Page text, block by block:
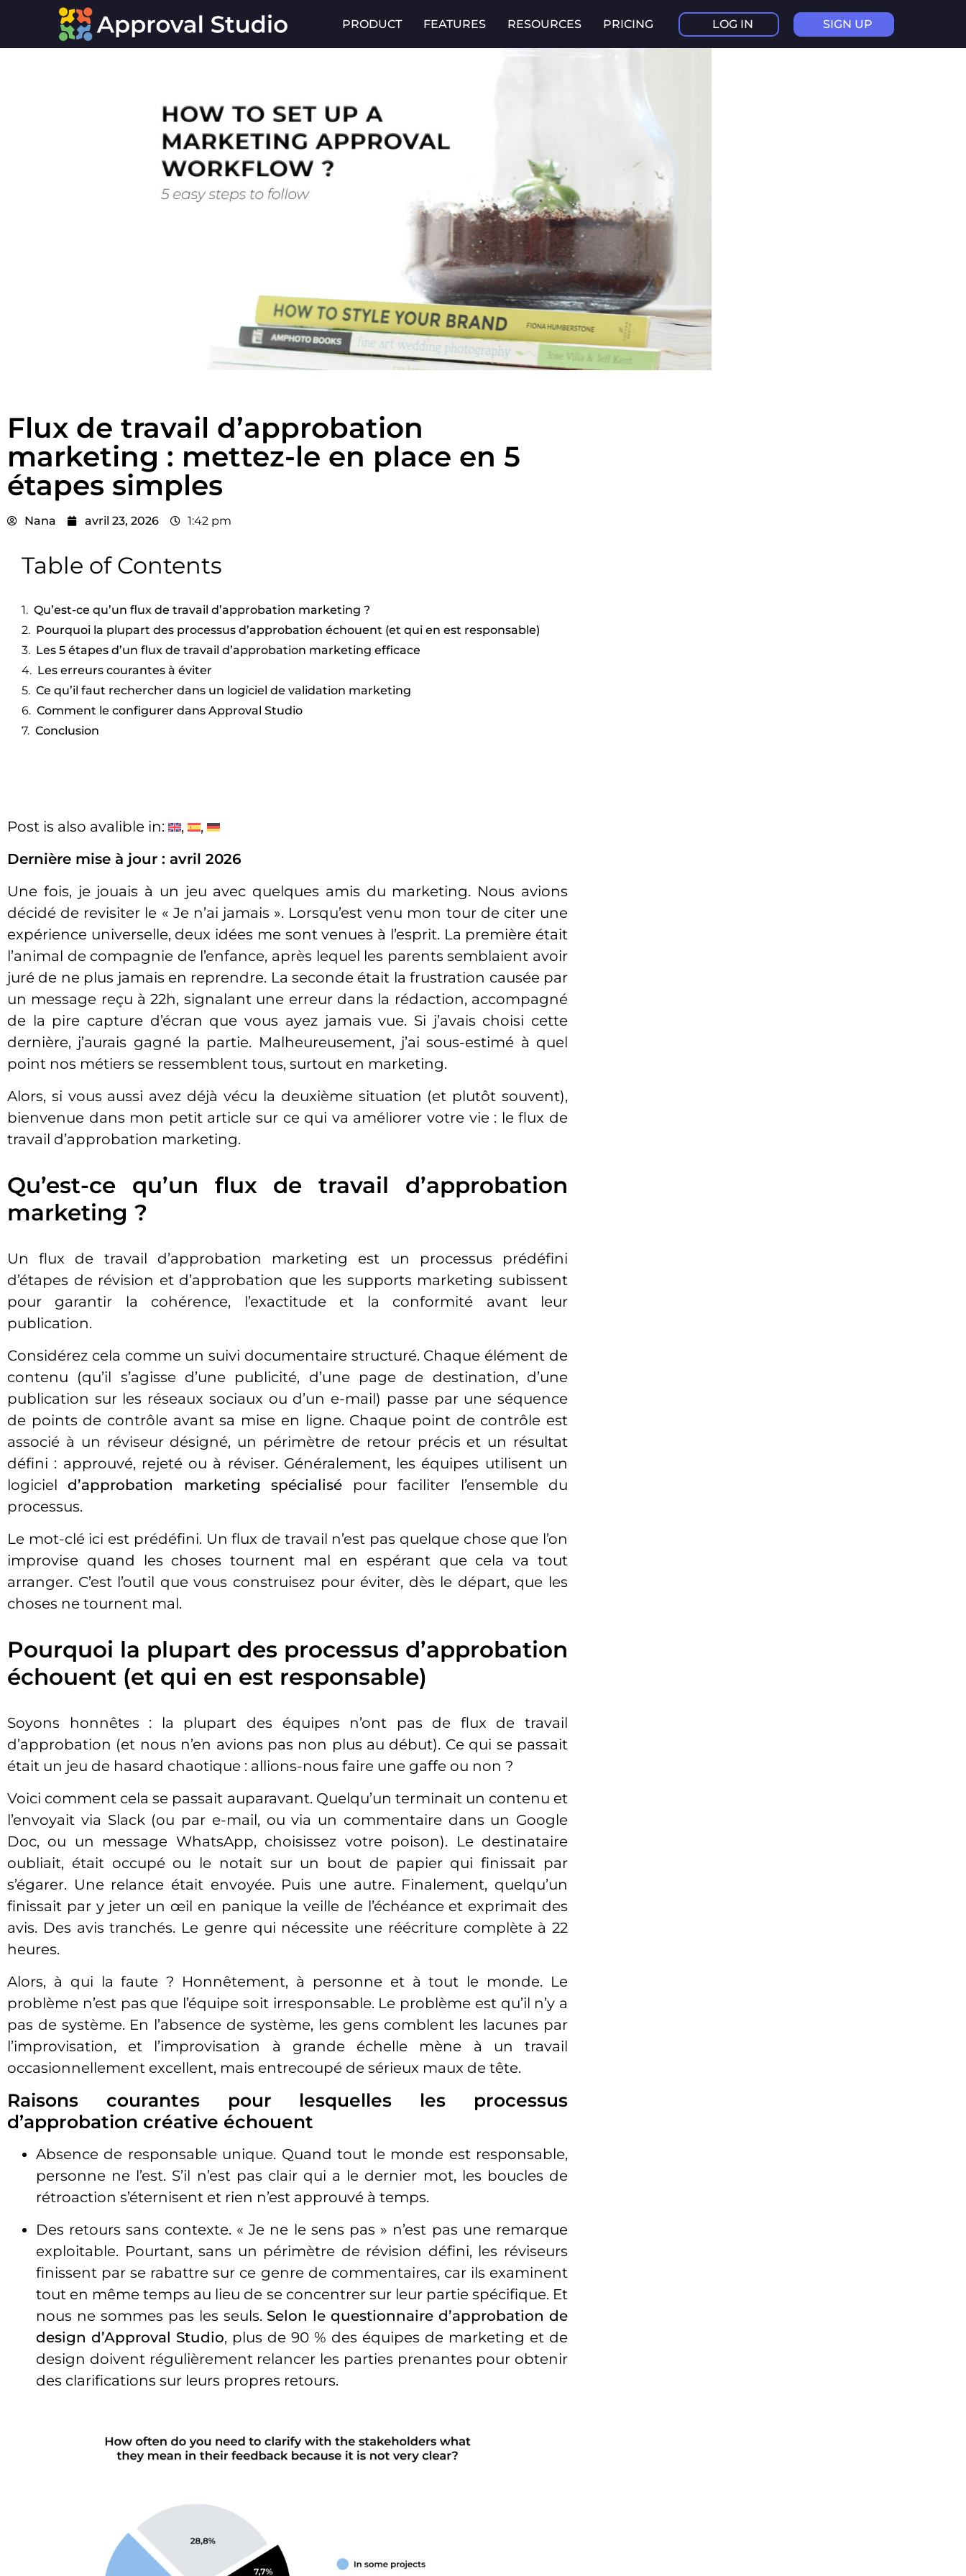
PRODUCT FEATURES RESOURCES PRICING LOG IN SIGN UP
Flux de travail d’approbation
marketing : mettez-le en place en 5
étapes simples
Nana avril 23, 2026 1:42 pm
Table of Contents
Qu’est-ce qu’un flux de travail d’approbation marketing ?
Pourquoi la plupart des processus d’approbation échouent (et qui en est responsable)
Les 5 étapes d’un flux de travail d’approbation marketing efficace
Les erreurs courantes à éviter
Ce qu’il faut rechercher dans un logiciel de validation marketing
Comment le configurer dans Approval Studio
Conclusion
Post is also avalible in:
Dernière mise à jour : avril 2026
Une fois, je jouais à un jeu avec quelques amis du marketing. Nous avions
décidé de revisiter le « Je n’ai jamais ». Lorsqu’est venu mon tour de citer une
expérience universelle, deux idées me sont venues à l’esprit. La première était
l’animal de compagnie de l’enfance, après lequel les parents semblaient avoir
juré de ne plus jamais en reprendre. La seconde était la frustration causée par
un message reçu à 22h, signalant une erreur dans la rédaction, accompagné
de la pire capture d’écran que vous ayez jamais vue. Si j’avais choisi cette
dernière, j’aurais gagné la partie. Malheureusement, j’ai sous-estimé à quel
point nos métiers se ressemblent tous, surtout en marketing.
Alors, si vous aussi avez déjà vécu la deuxième situation (et plutôt souvent),
bienvenue dans mon petit article sur ce qui va améliorer votre vie : le flux de
travail d’approbation marketing.
Qu’est-ce qu’un flux de travail d’approbation
marketing ?
Un flux de travail d’approbation marketing est un processus prédéfini
d’étapes de révision et d’approbation que les supports marketing subissent
pour garantir la cohérence, l’exactitude et la conformité avant leur
publication.
Considérez cela comme un suivi documentaire structuré. Chaque élément de
contenu (qu’il s’agisse d’une publicité, d’une page de destination, d’une
publication sur les réseaux sociaux ou d’un e-mail) passe par une séquence
de points de contrôle avant sa mise en ligne. Chaque point de contrôle est
associé à un réviseur désigné, un périmètre de retour précis et un résultat
défini : approuvé, rejeté ou à réviser. Généralement, les équipes utilisent un
logiciel d’approbation marketing spécialisé pour faciliter l’ensemble du
processus.
Le mot-clé ici est prédéfini. Un flux de travail n’est pas quelque chose que l’on
improvise quand les choses tournent mal en espérant que cela va tout
arranger. C’est l’outil que vous construisez pour éviter, dès le départ, que les
choses ne tournent mal.
Pourquoi la plupart des processus d’approbation
échouent (et qui en est responsable)
Soyons honnêtes : la plupart des équipes n’ont pas de flux de travail
d’approbation (et nous n’en avions pas non plus au début). Ce qui se passait
était un jeu de hasard chaotique : allions-nous faire une gaffe ou non ?
Voici comment cela se passait auparavant. Quelqu’un terminait un contenu et
l’envoyait via Slack (ou par e-mail, ou via un commentaire dans un Google
Doc, ou un message WhatsApp, choisissez votre poison). Le destinataire
oubliait, était occupé ou le notait sur un bout de papier qui finissait par
s’égarer. Une relance était envoyée. Puis une autre. Finalement, quelqu’un
finissait par y jeter un œil en panique la veille de l’échéance et exprimait des
avis. Des avis tranchés. Le genre qui nécessite une réécriture complète à 22
heures.
Alors, à qui la faute ? Honnêtement, à personne et à tout le monde. Le
problème n’est pas que l’équipe soit irresponsable. Le problème est qu’il n’y a
pas de système. En l’absence de système, les gens comblent les lacunes par
l’improvisation, et l’improvisation à grande échelle mène à un travail
occasionnellement excellent, mais entrecoupé de sérieux maux de tête.
Raisons courantes pour lesquelles les processus
d’approbation créative échouent
Absence de responsable unique. Quand tout le monde est responsable,
personne ne l’est. S’il n’est pas clair qui a le dernier mot, les boucles de
rétroaction s’éternisent et rien n’est approuvé à temps.
Des retours sans contexte. « Je ne le sens pas » n’est pas une remarque
exploitable. Pourtant, sans un périmètre de révision défini, les réviseurs
finissent par se rabattre sur ce genre de commentaires, car ils examinent
tout en même temps au lieu de se concentrer sur leur partie spécifique. Et
nous ne sommes pas les seuls. Selon le questionnaire d’approbation de
design d’Approval Studio, plus de 90 % des équipes de marketing et de
design doivent régulièrement relancer les parties prenantes pour obtenir
des clarifications sur leurs propres retours.